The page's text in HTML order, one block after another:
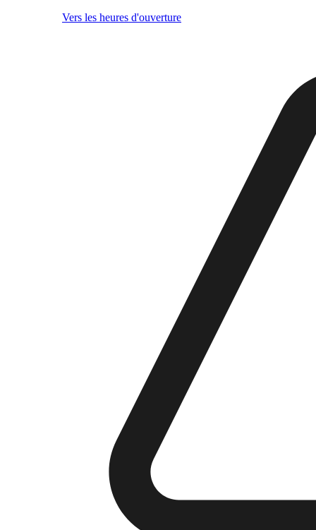
Vers les heures d'ouverture